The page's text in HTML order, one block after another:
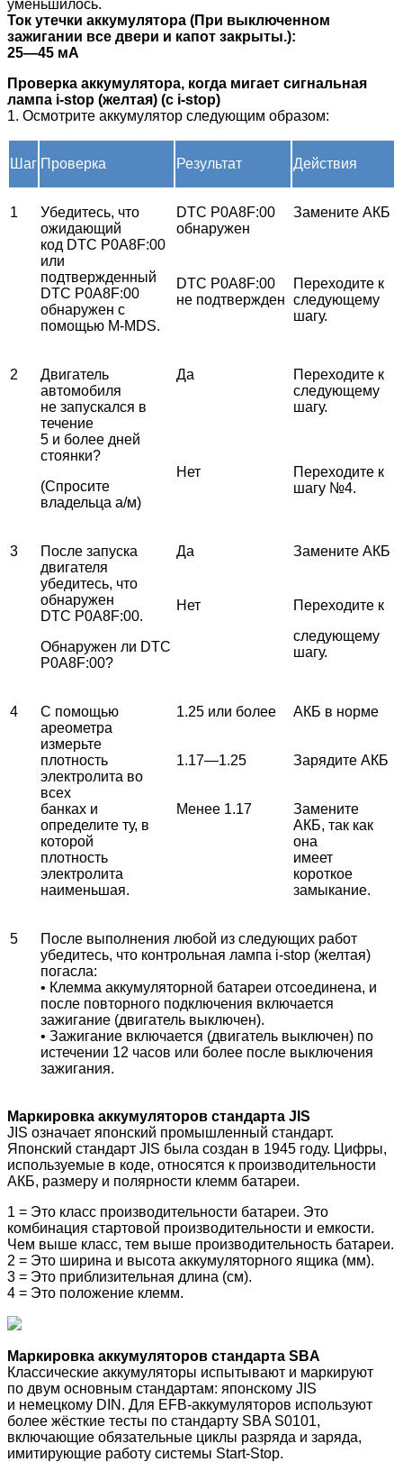
уменьшилось.
Ток утечки аккумулятора (При выключенном
зажигании все двери и капот закрыты.):
25—45 мА
Проверка аккумулятора, когда мигает сигнальная
лампа i-stop (желтая) (с i-stop)
1. Осмотрите аккумулятор следующим образом:
Шаг Проверка Результат Действия
1
Убедитесь, что
ожидающий
код DTC P0A8F:00
или
подтвержденный
DTC P0A8F:00
обнаружен с
помощью M-MDS.
DTC P0A8F:00
обнаружен
Замените АКБ
DTC P0A8F:00
не подтвержден
Переходите к
следующему
шагу.
2
Двигатель
автомобиля
не запускался в
течение
5 и более дней
стоянки?
(Спросите
владельца а/м)
Да
Переходите к
следующему
шагу.
Нет
Переходите к
шагу №4.
3
После запуска
двигателя
убедитесь, что
обнаружен
DTC P0A8F:00.
Обнаружен ли DTC
P0A8F:00?
Да Замените АКБ
Нет
Переходите к
следующему
шагу.
4
С помощью
ареометра
измерьте
плотность
электролита во
всех
банках и
определите ту, в
которой
плотность
электролита
наименьшая.
1.25 или более АКБ в норме
1.17—1.25 Зарядите АКБ
Менее 1.17
Замените
АКБ, так как
она
имеет
короткое
замыкание.
5
После выполнения любой из следующих работ
убедитесь, что контрольная лампа i-stop (желтая)
погасла:
• Клемма аккумуляторной батареи отсоединена, и
после повторного подключения включается
зажигание (двигатель выключен).
• Зажигание включается (двигатель выключен) по
истечении 12 часов или более после выключения
зажигания.
Маркировка аккумуляторов стандарта JIS
JIS означает японский промышленный стандарт.
Японский стандарт JIS была создан в 1945 году. Цифры,
используемые в коде, относятся к производительности
АКБ, размеру и полярности клемм батареи.
1 = Это класс производительности батареи. Это
комбинация стартовой производительности и емкости.
Чем выше класс, тем выше производительность батареи.
2 = Это ширина и высота аккумуляторного ящика (мм).
3 = Это приблизительная длина (см).
4 = Это положение клемм.
Маркировка аккумуляторов стандарта SBA
Классические аккумуляторы испытывают и маркируют
по двум основным стандартам: японскому JIS
и немецкому DIN. Для EFB-аккумуляторов используют
более жёсткие тесты по стандарту SBA S0101,
включающие обязательные циклы разряда и заряда,
имитирующие работу системы Start-Stop.